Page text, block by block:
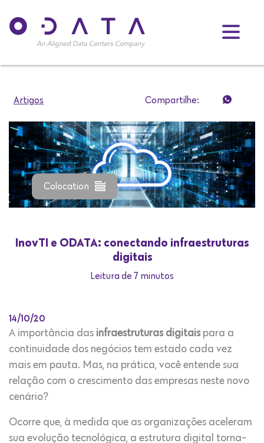
Artigos Compartilhe:
Colocation
InovTI e ODATA: conectando infraestruturas
digitais
Leitura de 7 minutos
14/10/20
A importância das infraestruturas digitaispara a
continuidade dos negócios tem estado cada vez
mais em pauta. Mas, na prática, você entende sua
relação com o crescimento das empresas neste novo
cenário?
Ocorre que, à medida que as organizações aceleram
sua evolução tecnológica, a estrutura digital torna-